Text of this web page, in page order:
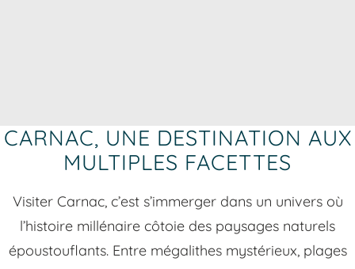
CARNAC, UNE DESTINATION AUX
MULTIPLES FACETTES
Visiter Carnac, c’est s’immerger dans un univers où
l’histoire millénaire côtoie des paysages naturels
époustouflants. Entre mégalithes mystérieux, plages